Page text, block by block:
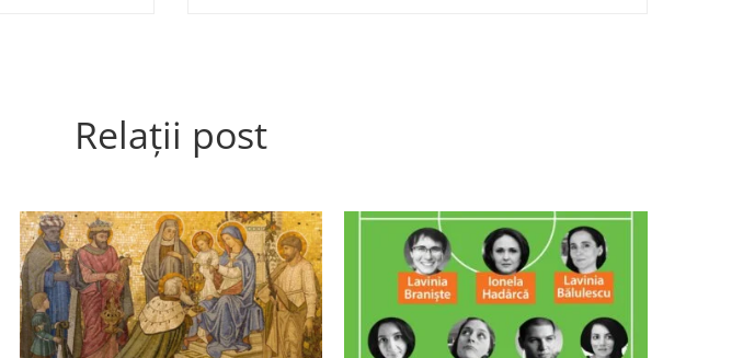
Relații post